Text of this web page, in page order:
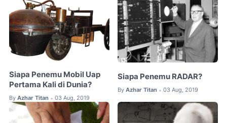
Siapa Penemu Mobil Uap
Pertama Kali di Dunia?
By Azhar Titan • 03 Aug, 2019
Siapa Penemu RADAR?
By Azhar Titan • 03 Aug, 2019